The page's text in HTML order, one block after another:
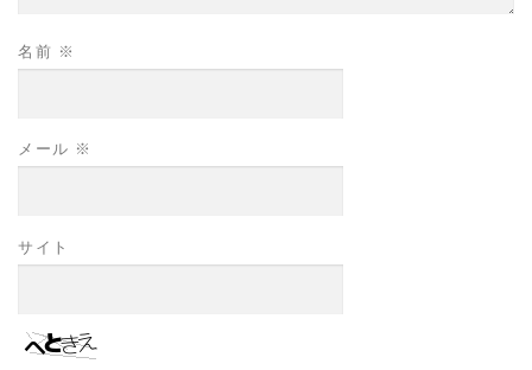
名前 ※
メール ※
サイト